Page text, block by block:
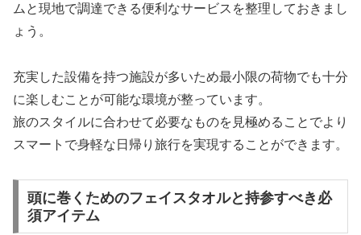
ムと現地で調達できる便利なサービスを整理しておきまし
ょう。
充実した設備を持つ施設が多いため最小限の荷物でも十分
に楽しむことが可能な環境が整っています。
旅のスタイルに合わせて必要なものを見極めることでより
スマートで身軽な日帰り旅行を実現することができます。
頭に巻くためのフェイスタオルと持参すべき必
須アイテム